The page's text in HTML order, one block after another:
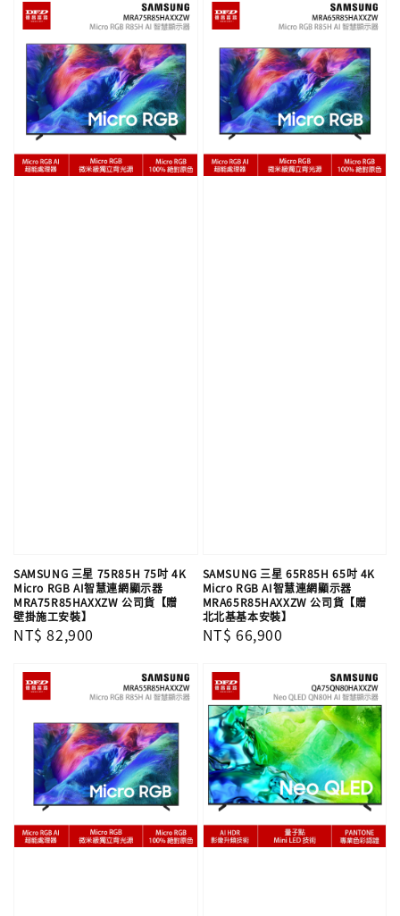
SAMSUNG 三星 75R85H 75吋 4K
Micro RGB AI智慧連網顯示器
MRA75R85HAXXZW 公司貨【贈
壁掛施工安裝】
Regular
NT$ 82,900
SAMSUNG 三星 65R85H 65吋 4K
Micro RGB AI智慧連網顯示器
MRA65R85HAXXZW 公司貨【贈
北北基基本安裝】
Regular
NT$ 66,900